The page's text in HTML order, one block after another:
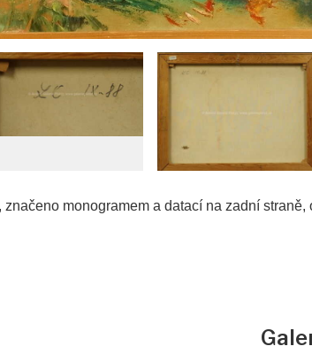
monogramem a datací na zadní straně,